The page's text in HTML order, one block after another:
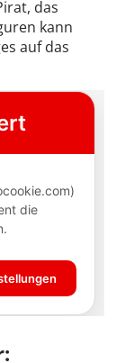
das
kann
auf das